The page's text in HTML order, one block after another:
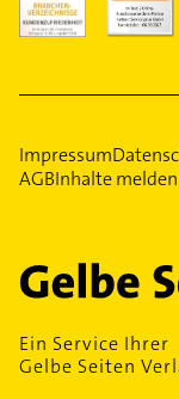
Impressum
AGBInhalte melden
Ein Service Ihrer
Gelbe Seiten